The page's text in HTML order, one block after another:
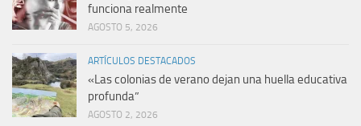
funciona realmente
AGOSTO 5, 2026
ARTÍCULOS DESTACADOS
«Las colonias de verano dejan una huella educativa
profunda”
AGOSTO 2, 2026